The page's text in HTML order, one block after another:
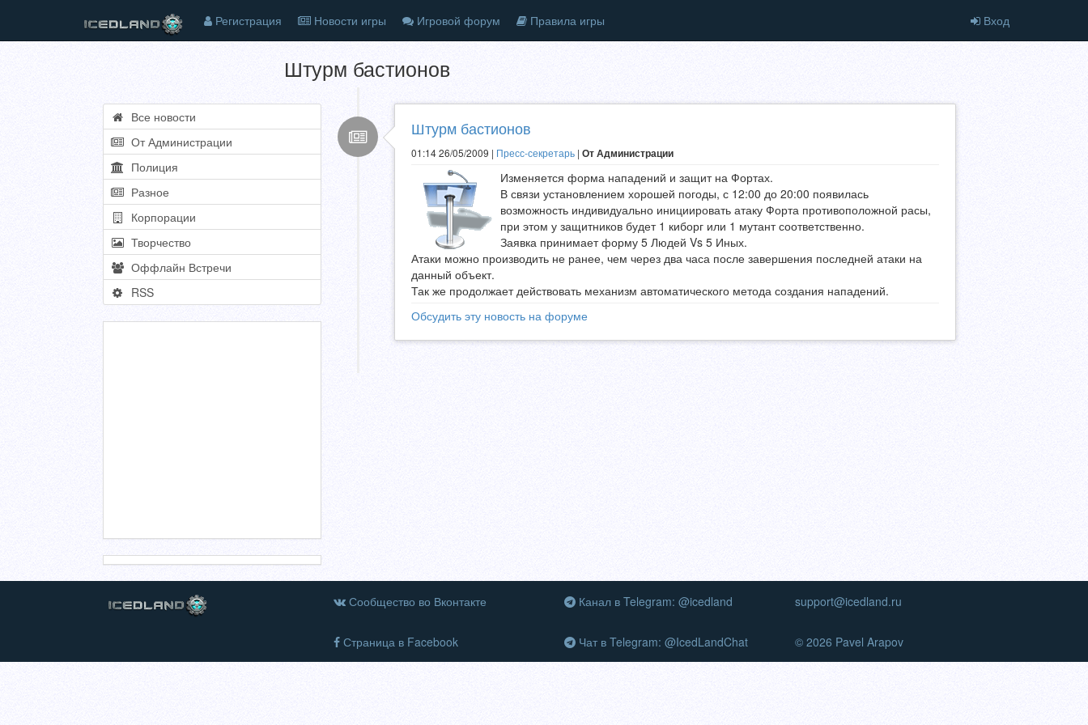
Регистрация Новости игры Игровой форум Правила игры Вход
Штурм бастионов
Все новости
От Администрации
Полиция
Разное
Корпорации
Творчество
Оффлайн Встречи
RSS
Штурм бастионов
01:14 26/05/2009 | Пресс-секретарь | От Администрации
Изменяется форма нападений и защит на Фортах.
В связи установлением хорошей погоды, с 12:00 до 20:00 появилась
возможность индивидуально инициировать атаку Форта противоположной расы,
при этом у защитников будет 1 киборг или 1 мутант соответственно.
Заявка принимает форму 5 Людей Vs 5 Иных.
Атаки можно производить не ранее, чем через два часа после завершения последней атаки на
данный объект.
Так же продолжает действовать механизм автоматического метода создания нападений.
Обсудить эту новость на форуме
Сообщество во Вконтакте
Страница в Facebook
Канал в Telegram: @icedland
Чат в Telegram: @IcedLandChat
support@icedland.ru
© 2026 Pavel Arapov